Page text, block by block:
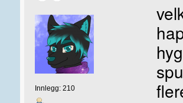
Innlegg: 210